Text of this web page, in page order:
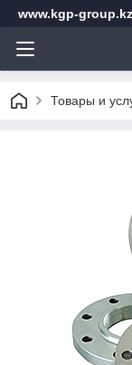
www.kgp-group.kz
Товары и